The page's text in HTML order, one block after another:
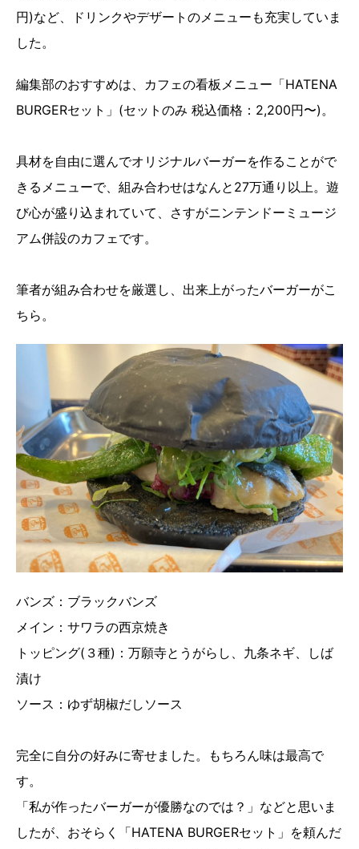
円)など、ドリンクやデザートのメニューも充実していま
した。
編集部のおすすめは、カフェの看板メニュー「HATENA
BURGERセット」(セットのみ 税込価格：2,200円〜)。
具材を自由に選んでオリジナルバーガーを作ることがで
きるメニューで、組み合わせはなんと27万通り以上。遊
び心が盛り込まれていて、さすがニンテンドーミュージ
アム併設のカフェです。
筆者が組み合わせを厳選し、出来上がったバーガーがこ
ちら。
バンズ：ブラックバンズ
メイン：サワラの西京焼き
トッピング(３種)：万願寺とうがらし、九条ネギ、しば
漬け
ソース：ゆず胡椒だしソース
完全に自分の好みに寄せました。もちろん味は最高で
す。
「私が作ったバーガーが優勝なのでは？」などと思いま
したが、おそらく「HATENA BURGERセット」を頼んだ